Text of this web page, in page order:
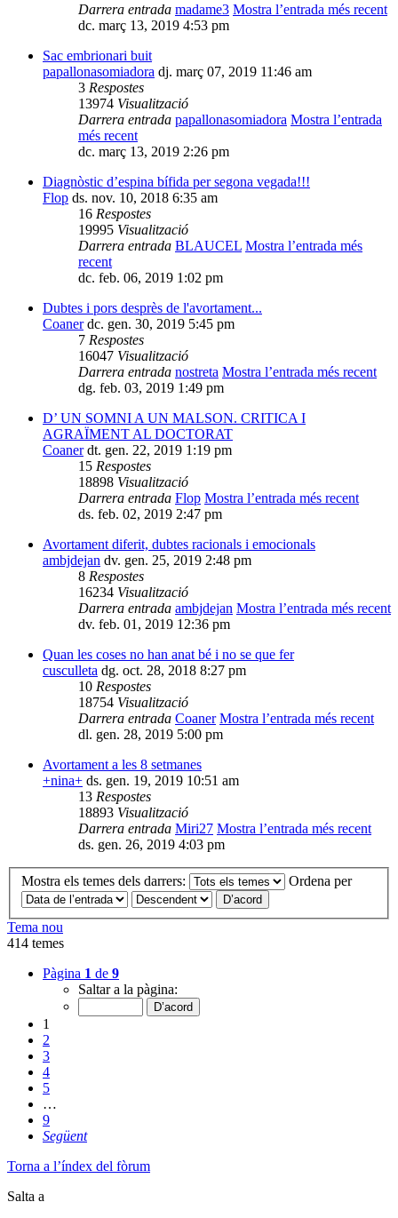
Darrera entrada madame3 Mostra l’entrada més recent
dc. març 13, 2019 4:53 pm
Sac embrionari buit
papallonasomiadora dj. març 07, 2019 11:46 am
3 Respostes
13974 Visualització
Darrera entrada papallonasomiadora Mostra l’entrada
més recent
dc. març 13, 2019 2:26 pm
Diagnòstic d’espina bífida per segona vegada!!!
Flop ds. nov. 10, 2018 6:35 am
16 Respostes
19995 Visualització
Darrera entrada BLAUCEL Mostra l’entrada més
recent
dc. feb. 06, 2019 1:02 pm
Dubtes i pors desprès de l'avortament...
Coaner dc. gen. 30, 2019 5:45 pm
7 Respostes
16047 Visualització
Darrera entrada nostreta Mostra l’entrada més recent
dg. feb. 03, 2019 1:49 pm
D’ UN SOMNI A UN MALSON. CRITICA I
AGRAÏMENT AL DOCTORAT
Coaner dt. gen. 22, 2019 1:19 pm
15 Respostes
18898 Visualització
Darrera entrada Flop Mostra l’entrada més recent
ds. feb. 02, 2019 2:47 pm
Avortament diferit, dubtes racionals i emocionals
ambjdejan dv. gen. 25, 2019 2:48 pm
8 Respostes
16234 Visualització
Darrera entrada ambjdejan Mostra l’entrada més recent
dv. feb. 01, 2019 12:36 pm
Quan les coses no han anat bé i no se que fer
cusculleta dg. oct. 28, 2018 8:27 pm
10 Respostes
18754 Visualització
Darrera entrada Coaner Mostra l’entrada més recent
dl. gen. 28, 2019 5:00 pm
Avortament a les 8 setmanes
+nina+ ds. gen. 19, 2019 10:51 am
13 Respostes
18893 Visualització
Darrera entrada Miri27 Mostra l’entrada més recent
ds. gen. 26, 2019 4:03 pm
Mostra els temes dels darrers: Ordena per
Tema nou
414 temes
Pàgina 1 de 9
Saltar a la pàgina:
1
2
3
4
5
…
9
Següent
Torna a l’índex del fòrum
Salta a